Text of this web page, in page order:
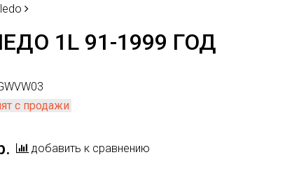
1L 91-1999 ГОД
с продажи
добавить к сравнению